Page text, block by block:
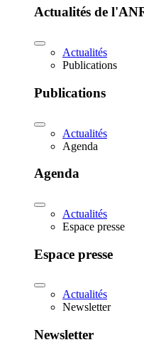
Actualités de
Actualités
Publications
Publications
Actualités
Agenda
Agenda
Actualités
Espace presse
Espace presse
Actualités
Newsletter
Newsletter